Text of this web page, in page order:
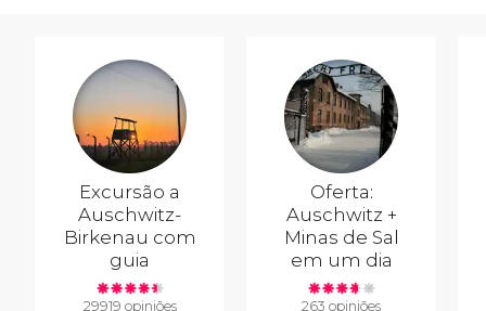
Excursão a
Auschwitz-
Birkenau com
guia
29919 opiniões
Oferta:
Auschwitz +
Minas de Sal
em um dia
263 opiniões